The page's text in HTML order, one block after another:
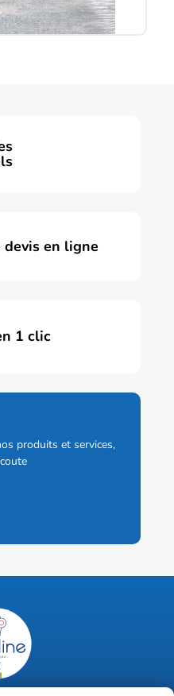
devis en ligne
1 clic
produits et services,
63 18 92